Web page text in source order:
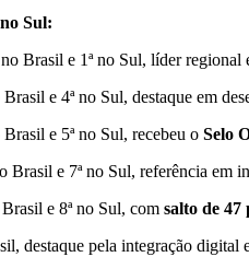
Sul:
Brasil e 1ª no Sul, líder regional
e 4ª no Sul, destaque em
e 5ª no Sul, recebeu o Selo
Brasil e 7ª no Sul, referência em
e 8ª no Sul, com salto de 47
destaque pela integração digital